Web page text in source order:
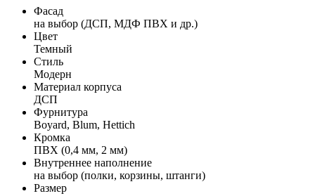
Фасад
на выбор (ДСП, МДФ ПВХ и др.)
Цвет
Темный
Стиль
Модерн
Материал корпуса
ДСП
Фурнитура
Boyard, Blum, Hettich
Кромка
ПВХ (0,4 мм, 2 мм)
Внутреннее наполнение
на выбор (полки, корзины, штанги)
Размер